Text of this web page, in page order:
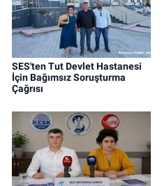
SES'ten Tut Devlet Hastanesi
İçin Bağımsız Soruşturma
Çağrısı